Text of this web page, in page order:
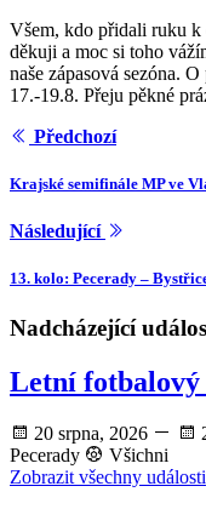
Všem, kdo přidali ruku k
děkuji a moc si toho
naše zápasová sezóna.
17.-19.8. Přeju pěkné
Předchozí
Krajské semifinále MP ve
Následující
13. kolo: Pecerady –
Nadcházející
Letní fotbalový
20 srpna, 2026
Pecerady
Všichni
Zobrazit všechny události